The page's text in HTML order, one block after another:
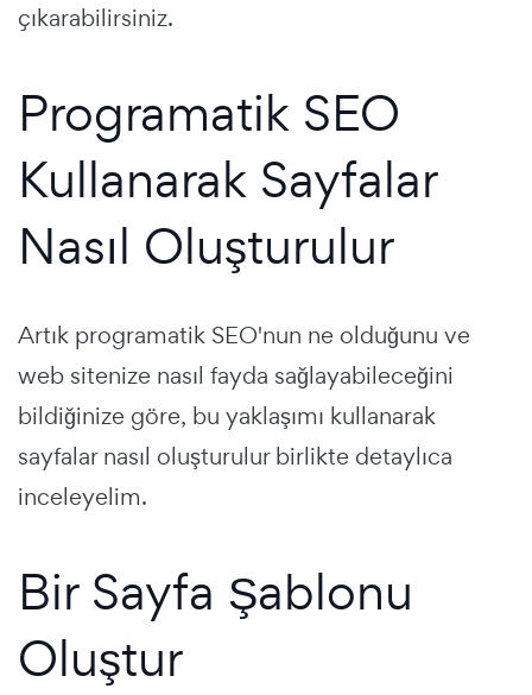
çıkarabilirsiniz.
Programatik SEO
Kullanarak Sayfalar
Nasıl Oluşturulur
Artık programatik SEO'nun ne olduğunu ve
web sitenize nasıl fayda sağlayabileceğini
bildiğinize göre, bu yaklaşımı kullanarak
sayfalar nasıl oluşturulur birlikte detaylıca
inceleyelim.
Bir Sayfa Şablonu
Oluştur